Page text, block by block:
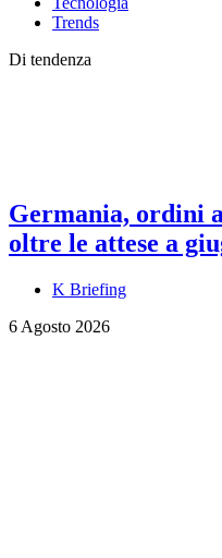
Trends
Di tendenza
Germania, ordini
oltre le attese a
K Briefing
6 Agosto 2026